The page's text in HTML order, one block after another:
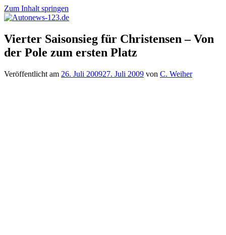
Zum Inhalt springen
Autonews-
123.de
Autonews
mit
Charme
Vierter Saisonsieg für Christensen – Von
der Pole zum ersten Platz
Veröffentlicht am 26. Juli 200927. Juli 2009 von C. Weiher